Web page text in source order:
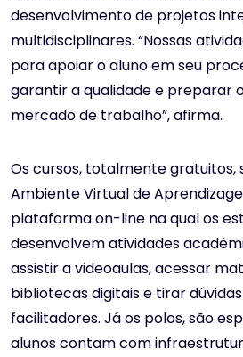
desenvolvimento de projetos
multidisciplinares. “Nossas
para apoiar o aluno em seu
garantir a qualidade e preparar
mercado de trabalho”, afirma.
Os cursos, totalmente gratuitos,
Ambiente Virtual de
plataforma on-line na qual os
desenvolvem atividades
assistir a videoaulas, acessar
bibliotecas digitais e tirar
facilitadores. Já os polos, são
alunos contam com